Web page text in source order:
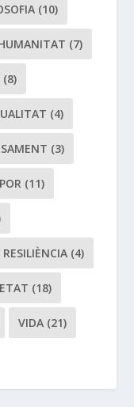
(10)
(7)
(8)
(4)
(3)
POR (11)
RESILIÈNCIA (4)
(18)
VIDA (21)